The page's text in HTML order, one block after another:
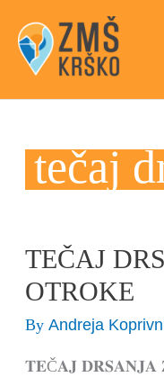
content
tečaj
TEČAJ
OTROKE
ByAndreja
𝐓𝐄Č𝐀𝐉 𝐃𝐑𝐒𝐀𝐍𝐉𝐀
TEČAJ
DRSANJA
OTROKE